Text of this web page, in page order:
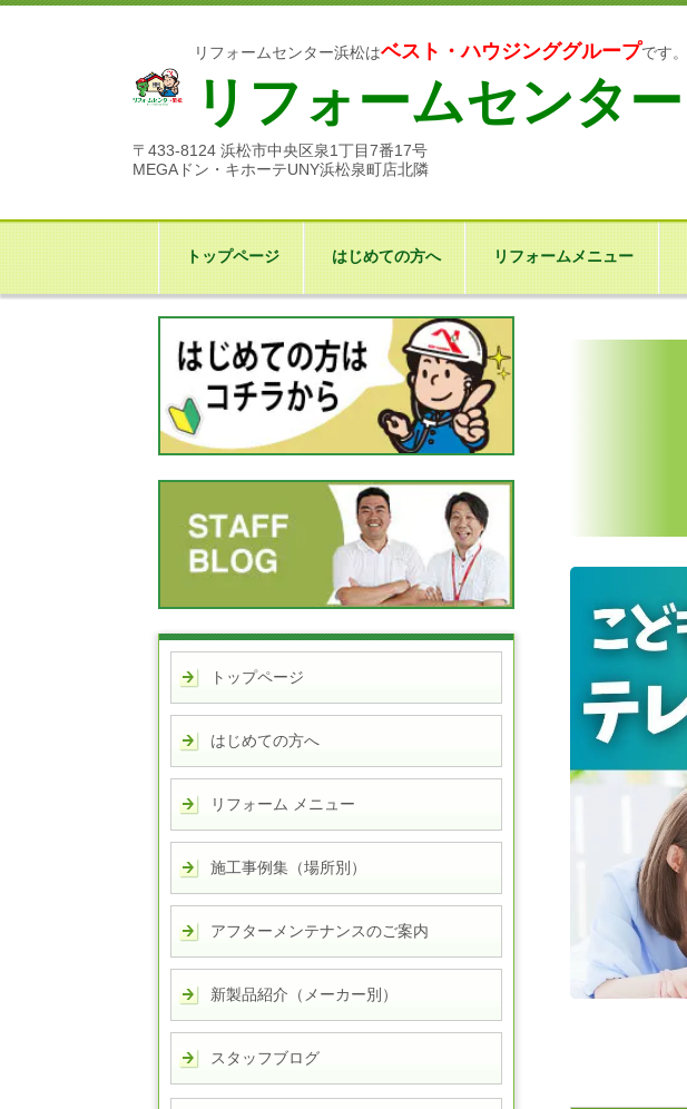
リフォームセンター浜松はベスト・ハウジンググループです。
リフォームセンター
〒433-8124 浜松市中央区泉1丁目7番17号
MEGAドン・キホーテUNY浜松泉町店北隣
トップページ はじめての方へ リフォームメニュー
トップページ
はじめての方へ
リフォーム メニュー
施工事例集（場所別）
アフターメンテナンスのご案内
新製品紹介（メーカー別）
スタッフブログ